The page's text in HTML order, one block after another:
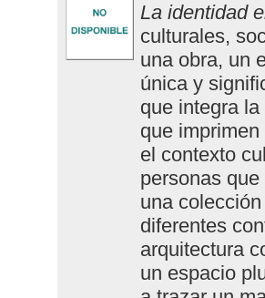
La identidad
culturales,
una obra, un
única y
que integra
que
el contexto
personas
una
diferentes
arquitectura
un espacio